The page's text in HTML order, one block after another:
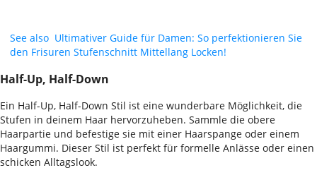
See also Ultimativer Guide für Damen: So perfektionieren Sie
den Frisuren Stufenschnitt Mittellang Locken!
Half-Up, Half-Down
Ein Half-Up, Half-Down Stil ist eine wunderbare Möglichkeit, die
Stufen in deinem Haar hervorzuheben. Sammle die obere
Haarpartie und befestige sie mit einer Haarspange oder einem
Haargummi. Dieser Stil ist perfekt für formelle Anlässe oder einen
schicken Alltagslook.